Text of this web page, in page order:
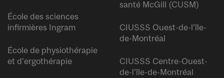
École des sciences
infirmières Ingram
École de physiothérapie
et d’ergothérapie
santé McGill (CUSM)
CIUSSS Ouest-de-l’île-
de-Montréal
CIUSSS Centre-Ouest-
de-l’île-de-Montréal